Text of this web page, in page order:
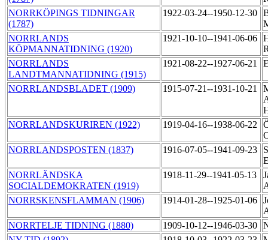
NORRKÖPINGS TIDNINGAR
(1787)
1922-03-24--1950-12-30
NORRLANDS
KÖPMANNATIDNING (1920)
1921-10-10--1941-06-06
NORRLANDS
LANDTMANNATIDNING (1915)
1921-08-22--1927-06-21
NORRLANDSBLADET (1909) 1915-07-21--1931-10-21
NORRLANDSKURIREN (1922)
1919-04-16--1938-06-22
NORRLANDSPOSTEN (1837)
1916-07-05--1941-09-23
NORRLÄNDSKA
SOCIALDEMOKRATEN (1919)
1918-11-29--1941-05-13
NORRSKENSFLAMMAN (1906)
1914-01-28--1925-01-06
NORRTELJE TIDNING (1880)
1909-10-12--1946-03-30